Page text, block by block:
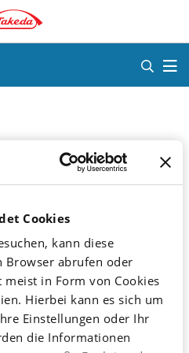
Cookies
kann diese
abrufen oder
meist in Form von Cookies
Hierbei kann es sich um
Einstellungen oder Ihr
die Informationen